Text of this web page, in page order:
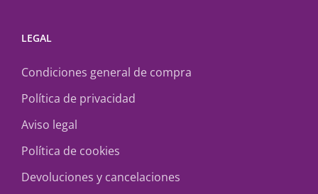
LEGAL
Condiciones general de compra
Política de privacidad
Aviso legal
Política de cookies
Devoluciones y cancelaciones